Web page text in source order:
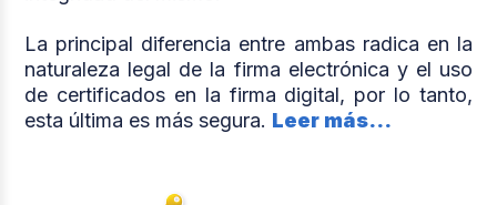
La principal diferencia entre ambas radica en la
naturaleza legal de la firma electrónica y el uso
de certificados en la firma digital, por lo tanto,
esta última es más segura. Leer más...